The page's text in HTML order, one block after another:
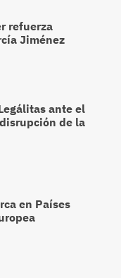
refuerza
Jiménez
ante el
de la
en Países